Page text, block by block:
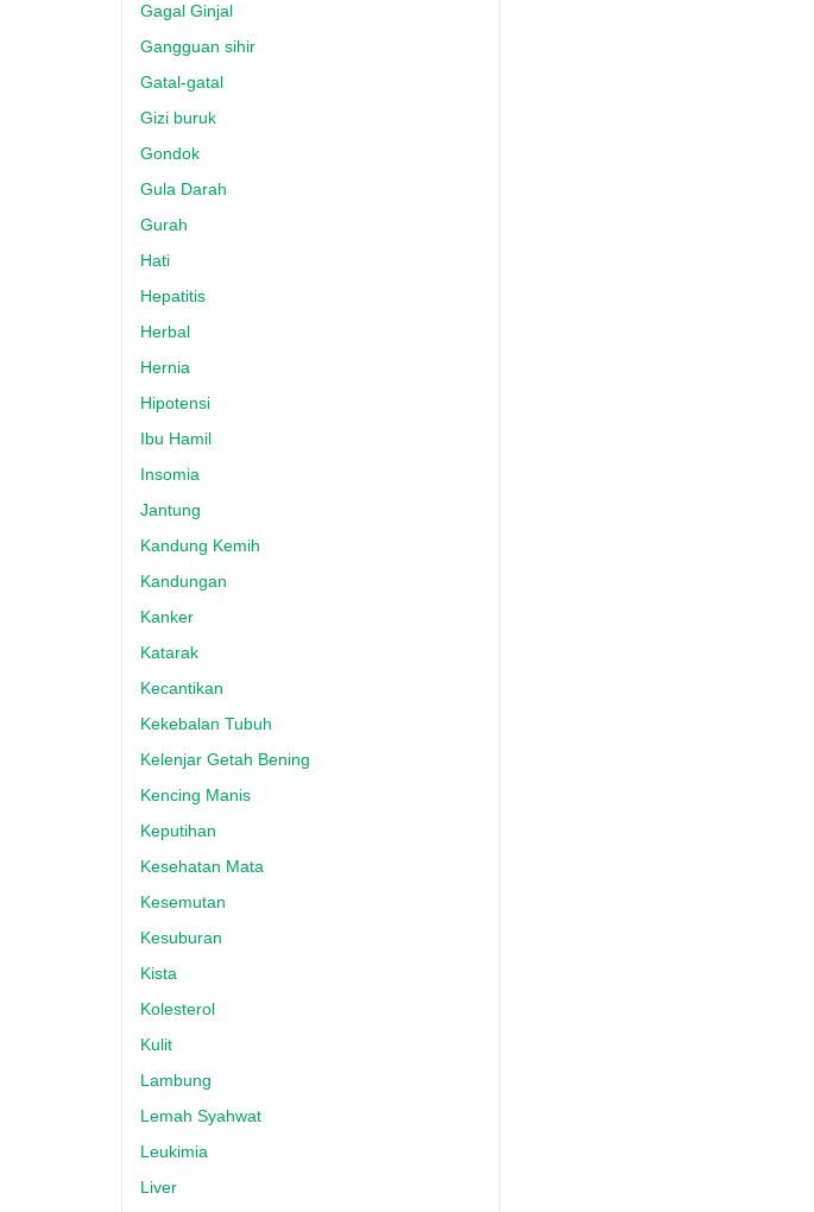
Gagal Ginjal
Gangguan sihir
Gatal-gatal
Gizi buruk
Gondok
Gula Darah
Gurah
Hati
Hepatitis
Herbal
Hernia
Hipotensi
Ibu Hamil
Insomia
Jantung
Kandung Kemih
Kandungan
Kanker
Katarak
Kecantikan
Kekebalan Tubuh
Kelenjar Getah Bening
Kencing Manis
Keputihan
Kesehatan Mata
Kesemutan
Kesuburan
Kista
Kolesterol
Kulit
Lambung
Lemah Syahwat
Leukimia
Liver